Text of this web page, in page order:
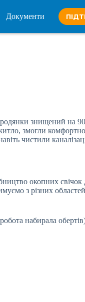
Документи
знищений
змогли комфортно
чистили
окопних свічок
з різних
набирала